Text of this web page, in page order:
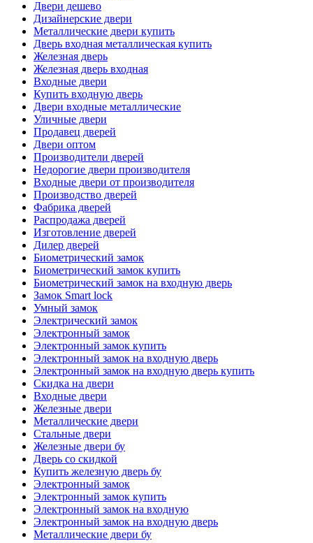
Двери дешево
Дизайнерские двери
Металлические двери купить
Дверь входная металлическая купить
Железная дверь
Железная дверь входная
Входные двери
Купить входную дверь
Двери входные металлические
Уличные двери
Продавец дверей
Двери оптом
Производители дверей
Недорогие двери производителя
Входные двери от производителя
Производство дверей
Фабрика дверей
Распродажа дверей
Изготовление дверей
Дилер дверей
Биометрический замок
Биометрический замок купить
Биометрический замок на входную дверь
Замок Smart lock
Умный замок
Электрический замок
Электронный замок
Электронный замок купить
Электронный замок на входную дверь
Электронный замок на входную дверь купить
Скидка на двери
Входные двери
Железные двери
Металлические двери
Стальные двери
Железные двери бу
Дверь со скидкой
Купить железную дверь бу
Электронный замок
Электронный замок купить
Электронный замок на входную
Электронный замок на входную дверь
Металлические двери бу